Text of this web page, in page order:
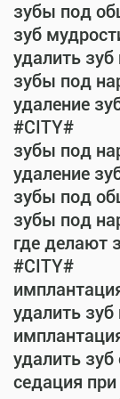
зубы под
зуб
удалить
зубы под
удаление
#CITY#
зубы под
удаление
зубы под
зубы под
где делают
#CITY#
удалить
удалить
седация